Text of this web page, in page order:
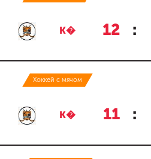
К� 12 :
Хоккей с мячом
К� 11 :